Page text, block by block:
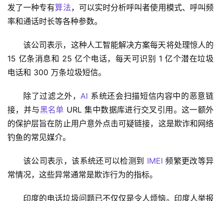
发了一种专有算法，可以实时分析呼叫者使用模式、呼叫频
率和通话时长等各种参数。
该公司表示，这种人工智能解决方案每天将处理惊人的
15 亿条消息和 25 亿个电话，每天可识别 1 亿个潜在垃圾
电话和 300 万条垃圾短信。
除了过滤之外， AI 系统还会扫描短信内容中的恶意链
接，并与黑名单 URL 集中数据库进行交叉引用。这一额外
的保护层旨在防止用户意外点击可疑链接，这是欺诈和网络
钓鱼的常见媒介。
该公司表示，该系统还可以检测到 IMEI 频繁更改等异
常情况，这些异常通常是欺诈行为的指标。
印度的电话垃圾问题已不仅仅是令人烦恼。印度人举报